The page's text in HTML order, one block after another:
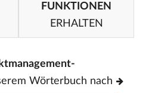
FUNKTIONEN
ERHALTEN
Wörterbuch nach